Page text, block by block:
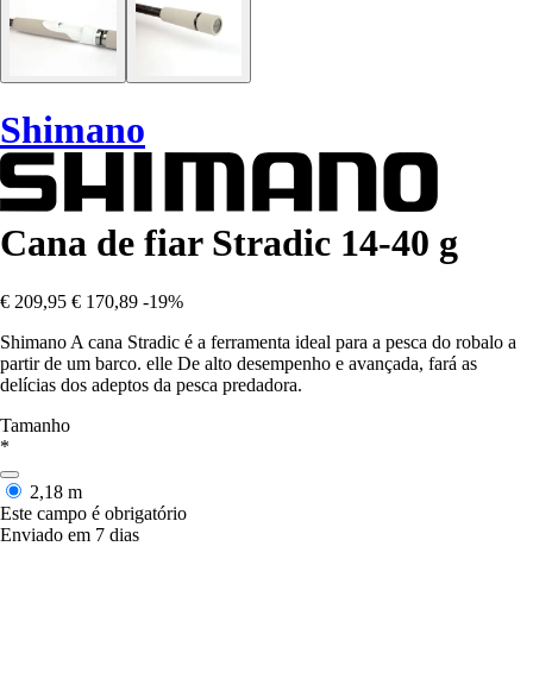
Shimano
Cana de fiar Stradic 14-40 g
€ 209,95 € 170,89 -19%
Shimano A cana Stradic é a ferramenta ideal para a pesca do robalo a
partir de um barco. elle De alto desempenho e avançada, fará as
delícias dos adeptos da pesca predadora.
Tamanho
*
2,18 m
Este campo é obrigatório
Enviado em 7 dias